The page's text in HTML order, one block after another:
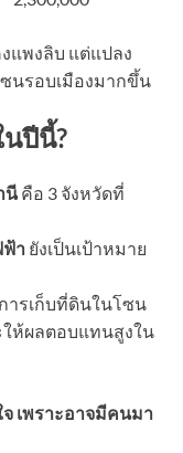
แพงลิบ แต่แปลง
นรอบเมืองมากขึ้น
ปีนี้?
นีคือ 3 จังหวัดที่
า ยังเป็นเป้าหมาย
ารเก็บที่ดินในโซน
ห้ผลตอบแทนสูงใน
เพราะอาจมีคนมา